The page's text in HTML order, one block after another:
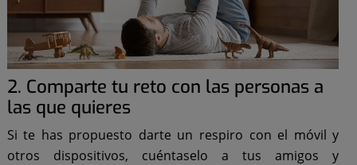
2. Comparte tu reto con las personas a
las que quieres
Si te has propuesto darte un respiro con el móvil y
otros dispositivos, cuéntaselo a tus amigos y